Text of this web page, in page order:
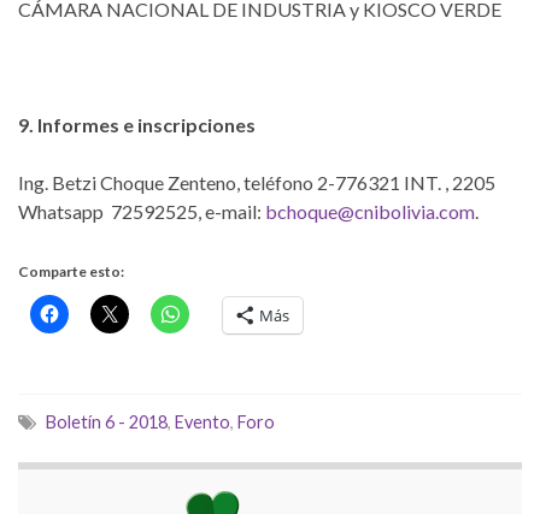
CÁMARA NACIONAL DE INDUSTRIA y KIOSCO VERDE
9. Informes e inscripciones
Ing. Betzi Choque Zenteno, teléfono 2-776321 INT. , 2205
Whatsapp 72592525, e-mail: bchoque@cnibolivia.com
Comparte esto:
Más
Boletín 6 - 2018, Evento, Foro